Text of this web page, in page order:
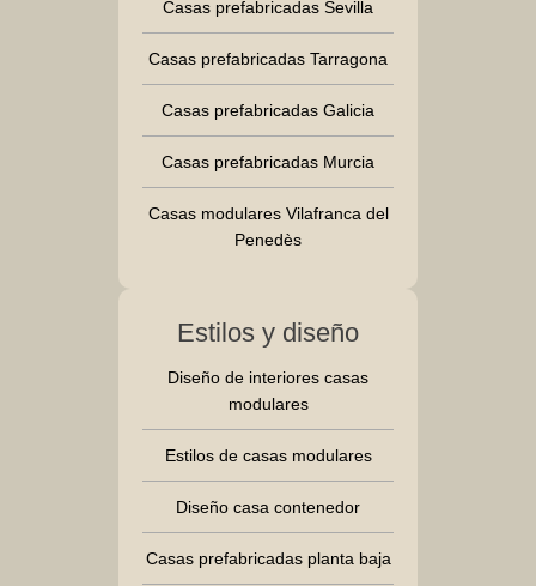
Casas prefabricadas Sevilla
Casas prefabricadas Tarragona
Casas prefabricadas Galicia
Casas prefabricadas Murcia
Casas modulares Vilafranca del
Penedès
Estilos y diseño
Diseño de interiores casas
modulares
Estilos de casas modulares
Diseño casa contenedor
Casas prefabricadas planta baja